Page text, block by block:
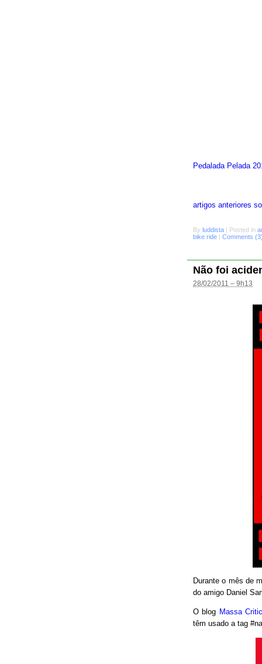
Pedalada Pelada
artigos anteriores
By luddista | Posted in
bike ride | Comments
Não foi
28/02/2011 – 9h13
Durante o mês de
do amigo Daniel
O blog Massa
têm usado a tag